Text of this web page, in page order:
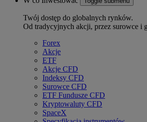
Twój dostęp do globalnych rynków.
Od tradycyjnych akcji, przez surowce i
Forex
Akcje
ETF
Akcje CFD
Indeksy CFD
Surowce CFD
ETF Fundusze CFD
Kryptowaluty CFD
SpaceX